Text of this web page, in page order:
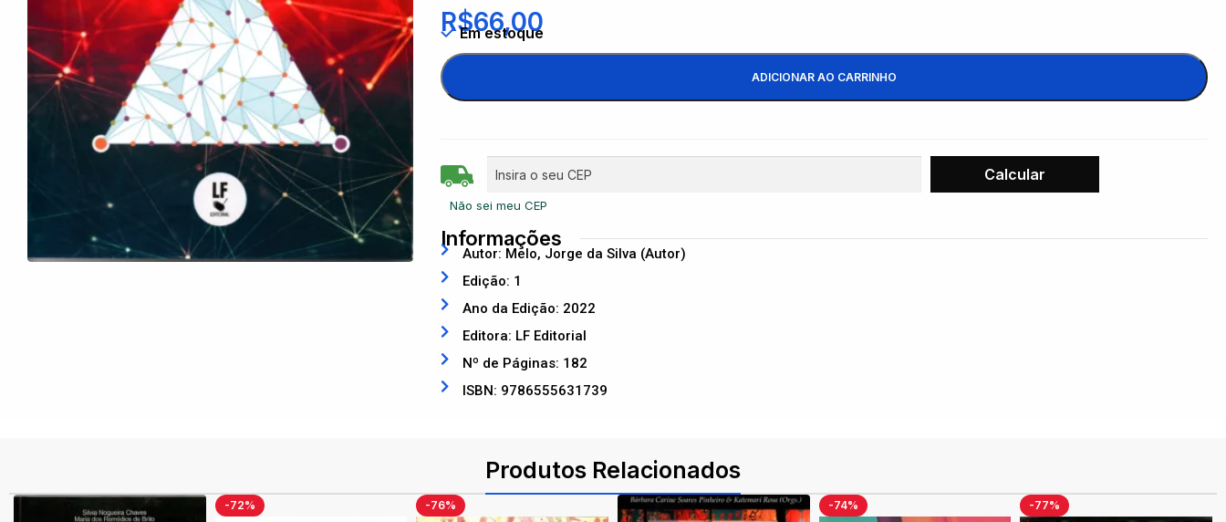
R$66,00
Em estoque
ADICIONAR AO CARRINHO
Não sei meu CEP
Informações
Autor: Melo, Jorge da Silva (Autor)
Edição: 1
Ano da Edição: 2022
Editora: LF Editorial
Nº de Páginas: 182
ISBN: 9786555631739
Produtos Relacionados
-72% -76% -74% -77%